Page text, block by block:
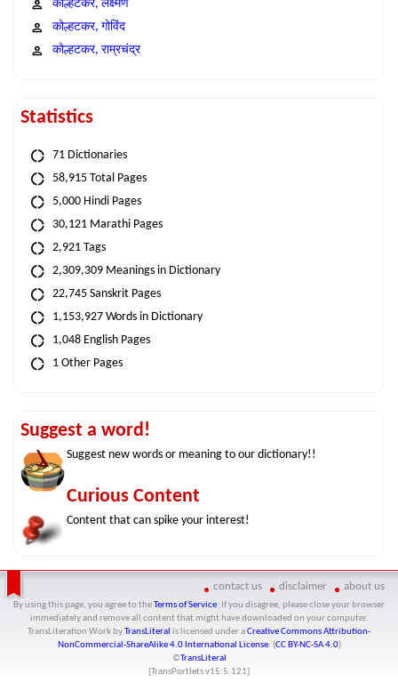
कोल्हटकर, लक्ष्मण
कोल्हटकर, गोविंद
कोल्हटकर, राम्रचंद्र
Statistics
71 Dictionaries
58,915 Total Pages
5,000 Hindi Pages
30,121 Marathi Pages
2,921 Tags
2,309,309 Meanings in Dictionary
22,745 Sanskrit Pages
1,153,927 Words in Dictionary
1,048 English Pages
1 Other Pages
Suggest a word!
Suggest new words or meaning to our dictionary!!
Curious Content
Content that can spike your interest!
contact us disclaimer about us
By using this page, you agree to the Terms of Service. If you disagree, please close your browser
immediately and remove all content that might have downloaded on your computer.
TransLiteration Workby TransLiteral is licensed under aCreative Commons Attribution-
NonCommercial-ShareAlike 4.0 International License. (CC BY-NC-SA 4.0)
©TransLiteral
[TransPortlets v15.5.121